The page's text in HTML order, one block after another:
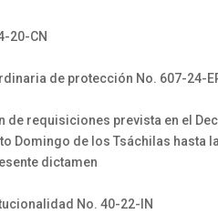
20-CN
de protección No. 607-24-
requisiciones prevista en el
Domingo de los Tsáchilas hasta
dictamen
No. 40-22-IN